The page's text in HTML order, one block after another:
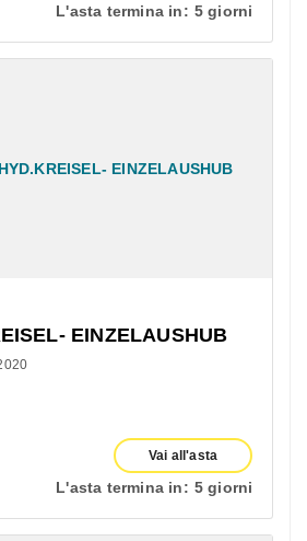
L'asta termina in: 5 giorni
EINZELAUSHUB
Vai all'asta
L'asta termina in: 5 giorni